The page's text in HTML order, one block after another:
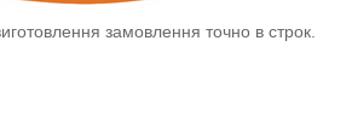
замовлення точно в строк.